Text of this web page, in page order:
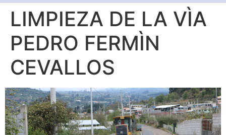
LIMPIEZA DE LA VÌA
PEDRO FERMÌN
CEVALLOS